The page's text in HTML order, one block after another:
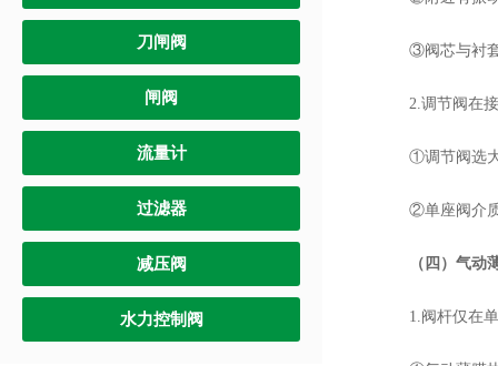
刀闸阀
闸阀
流量计
过滤器
减压阀
水力控制阀
③阀芯与衬套
2.调节阀在接
①调节阀选大
②单座阀介质
（四）气动
1.阀杆仅在单